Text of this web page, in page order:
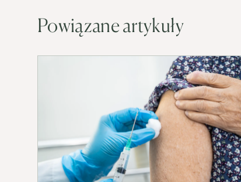
Powiązane artykuły